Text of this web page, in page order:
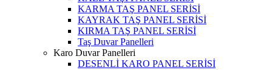
KARMA TAŞ PANEL SERİSİ
KAYRAK TAŞ PANEL SERİSİ
KIRMA TAŞ PANEL SERİSİ
Taş Duvar Panelleri
Karo Duvar Panelleri
DESENLİ KARO PANEL SERİSİ